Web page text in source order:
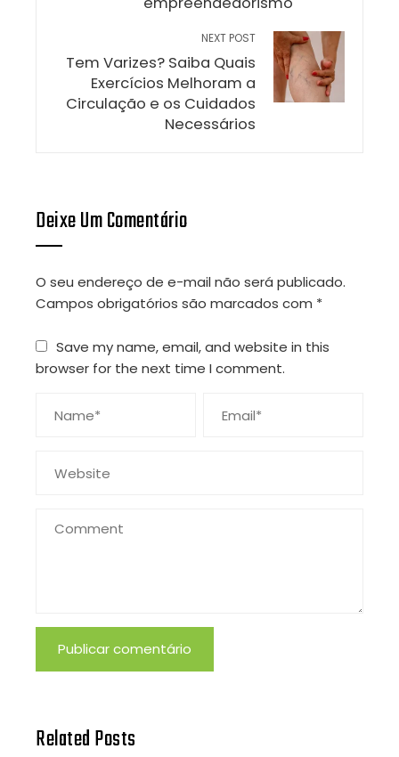
NEXT POST
Tem Varizes? Saiba Quais
Exercícios Melhoram a
Circulação e os Cuidados
Necessários
Deixe Um Comentário
O seu endereço de e-mail não será publicado.
Campos obrigatórios são marcados com *
Save my name, email, and website in this
browser for the next time I comment.
Related Posts